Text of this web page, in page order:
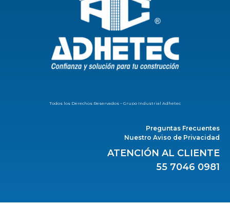
Todos los Derechos Reservados – Grupo Industrial Adhetec
Preguntas Frecuentes
Nuestro Aviso de Privacidad
ATENCIÓN AL CLIENTE
55 7046 0981